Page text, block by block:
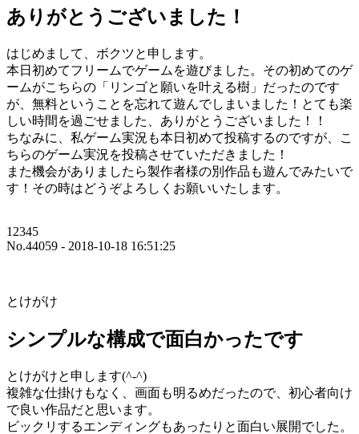
ありがとうございました！
はじめまして、ボクツと申します。
本日初めてフリームでゲームを遊びました。その初めてのゲ
ームがこちらの「リンゴと願いを叶える樹」だったのです
が、無料ということを忘れて遊んでしまいました！とても楽
しい時間を過ごせました、ありがとうございました！！
ちなみに、私ゲーム実況も本日初めて投稿するのですが、こ
ちらのゲーム実況を投稿させていただきました！
また機会がありましたら製作者様の別作品も遊んでみたいで
す！その時はどうぞよろしくお願いいたします。
12345
No.44059 - 2018-10-18 16:51:25
とけがけ
シンプルな構成で面白かったです
とけがけと申します(^-^)
複雑な仕掛けもなく、画面も明るめだったので、初心者向け
で良い作品だと思います。
ビックリするエンディングもあったりと面白い展開でした。